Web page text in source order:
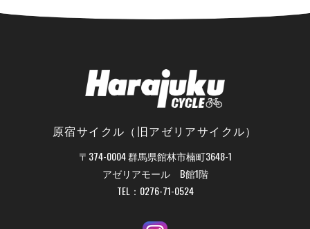
原宿サイクル（旧アゼリアサイクル）
〒374-0004 群馬県館林市楠町3648-1
アゼリアモール B館1階
TEL： 0276-71-0524